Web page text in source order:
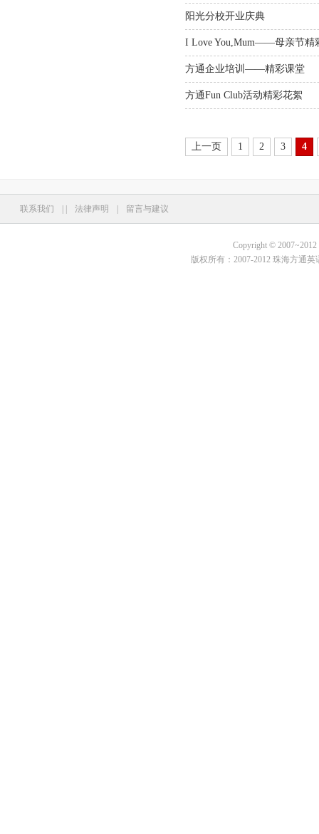
阳光分校开业庆典
I Love You,Mum——母亲节精
方通企业培训——精彩课堂
方通Fun Club活动精彩花絮
上一页 1 2 3 4
联系我们 法律声明 留言与建议
Copyright © 2007~2012
版权所有：2007-2012 珠海方通英